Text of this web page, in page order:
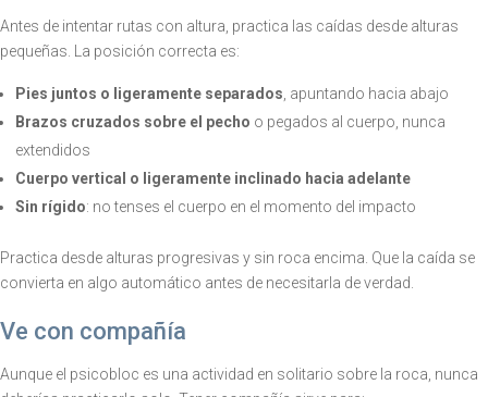
Antes de intentar rutas con altura, practica las caídas desde alturas
pequeñas. La posición correcta es:
Pies juntos o ligeramente separados , apuntando hacia abajo
Brazos cruzados sobre el pecho o pegados al cuerpo, nunca
extendidos
Cuerpo vertical o ligeramente inclinado hacia adelante
Sin rígido: no tenses el cuerpo en el momento del impacto
Practica desde alturas progresivas y sin roca encima. Que la caída se
convierta en algo automático antes de necesitarla de verdad.
Ve con compañía
Aunque el psicobloc es una actividad en solitario sobre la roca, nunca